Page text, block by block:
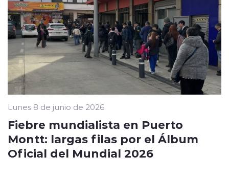
Lunes 8 de junio de 2026
Fiebre mundialista en Puerto
Montt: largas filas por el Álbum
Oficial del Mundial 2026